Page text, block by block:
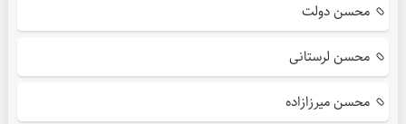
محسن دولت
محسن لرستانی
محسن میرزازاده